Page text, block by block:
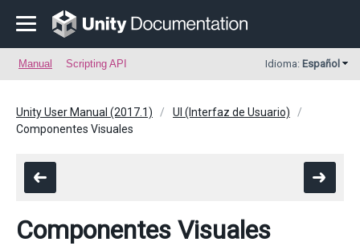
Manual Scripting API Idioma: Español
Unity User Manual (2017.1)
UI (Interfaz de Usuario)
Componentes Visuales
Componentes Visuales